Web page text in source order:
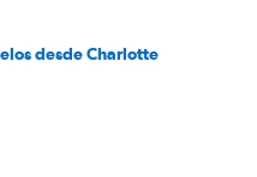
desde Charlotte